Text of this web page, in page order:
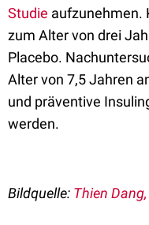
Studie aufzunehmen.
zum Alter von drei
Placebo.
Alter von 7,5 Jahren
und präventive
werden.
Bildquelle: Thien